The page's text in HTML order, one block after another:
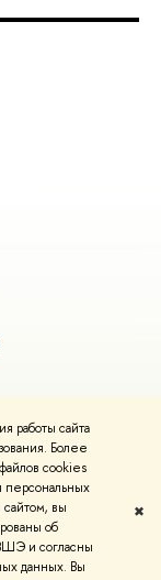
работы сайта
Более
cookies
персональных
сайтом, вы
об
и согласны
данных. Вы
✖
использования
сайта